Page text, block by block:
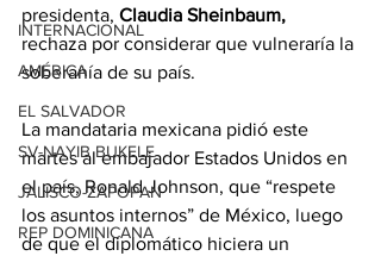
INTERNACIONAL
AMÉRICA
EL SALVADOR
SV-NAYIB BUKELE
JALISCO-ZAPOPAN
REP DOMINICANA
presidenta, Claudia Sheinbaum,
rechaza por considerar que vulneraría la
soberanía de su país.
La mandataria mexicana pidió este
martes al embajador Estados Unidos en
el país, Ronald Johnson, que “respete
los asuntos internos” de México, luego
de que el diplomático hiciera un